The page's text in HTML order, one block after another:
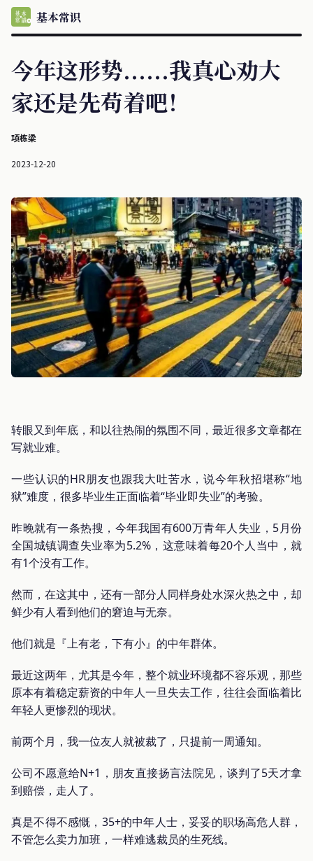
基本常识
今年这形势......我真心劝大
家还是先苟着吧！
项栋梁
2023-12-20
转眼又到年底，和以往热闹的氛围不同，最近很多文章都在
写就业难。
一些认识的HR朋友也跟我大吐苦水，说今年秋招堪称“地
狱”难度，很多毕业生正面临着“毕业即失业”的考验。
昨晚就有一条热搜，今年我国有600万青年人失业，5月份
全国城镇调查失业率为5.2%，这意味着每20个人当中，就
有1个没有工作。
然而，在这其中，还有一部分人同样身处水深火热之中，却
鲜少有人看到他们的窘迫与无奈。
他们就是『上有老，下有小』的中年群体。
最近这两年，尤其是今年，整个就业环境都不容乐观，那些
原本有着稳定薪资的中年人一旦失去工作，往往会面临着比
年轻人更惨烈的现状。
前两个月，我一位友人就被裁了，只提前一周通知。
公司不愿意给N+1，朋友直接扬言法院见，谈判了5天才拿
到赔偿，走人了。
真是不得不感慨，35+的中年人士，妥妥的职场高危人群，
不管怎么卖力加班，一样难逃裁员的生死线。